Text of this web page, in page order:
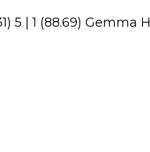
5 | 1 (88.69) Gemma